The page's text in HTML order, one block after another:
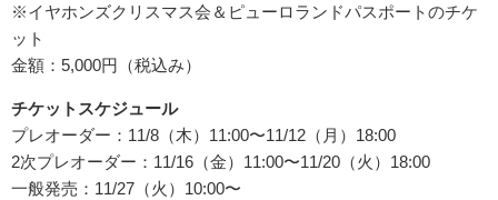
※イヤホンズクリスマス会＆ピューロランドパスポートのチケ
ット
金額：5,000円（税込み）
チケットスケジュール
プレオーダー：11/8（木）11:00〜11/12（月）18:00
2次プレオーダー：11/16（金）11:00〜11/20（火）18:00
一般発売：11/27（火）10:00〜